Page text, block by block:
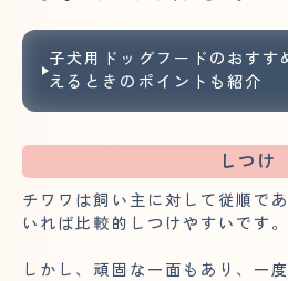
子犬用ドッグフードのおすす
えるときのポイントも紹介
しつけ
チワワは飼い主に対して従順で
いれば比較的しつけやすいです。
しかし、頑固な一面もあり、一